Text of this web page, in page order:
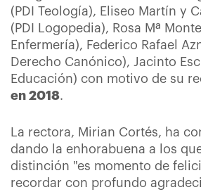
(PDI Teología), Eliseo Martín y
(PDI Logopedia), Rosa Mª
Enfermería), Federico Rafael
Derecho Canónico), Jacinto
Educación) con motivo de su
en 2018.
La rectora, Mirian Cortés, ha
dando la enhorabuena a los
distinción "es momento de
recordar con profundo